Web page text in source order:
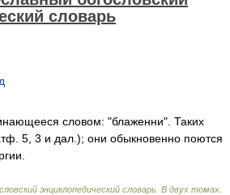
словарь
словом: "блаженни". Таких
5, 3 и дал.); они обыкновенно поются
энциклопедический словарь. В двух томах.